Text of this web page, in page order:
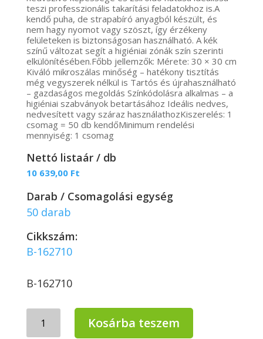
teszi professzionális takarítási feladatokhoz is.A
kendő puha, de strapabíró anyagból készült, és
nem hagy nyomot vagy szöszt, így érzékeny
felületeken is biztonságosan használható. A kék
színű változat segít a higiéniai zónák szín szerinti
elkülönítésében.Főbb jellemzők: Mérete: 30 × 30 cm
Kiváló mikroszálas minőség – hatékony tisztítás
még vegyszerek nélkül is Tartós és újrahasználható
– gazdaságos megoldás Színkódolásra alkalmas – a
higiéniai szabványok betartásához Ideális nedves,
nedvesített vagy száraz használathozKiszerelés: 1
csomag = 50 db kendőMinimum rendelési
mennyiség: 1 csomag
Nettó listaár / db
10 639,00 Ft
Darab / Csomagolási egység
50 darab
Cikkszám:
B-162710
B-162710
MicroTuff
Kosárba teszem